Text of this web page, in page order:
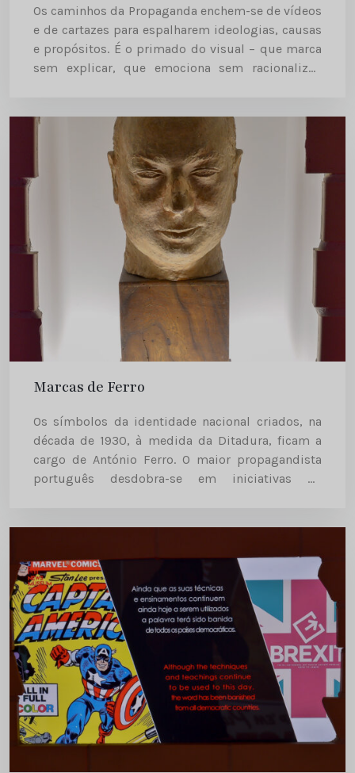
Os caminhos da Propaganda enchem-se de vídeos
e de cartazes para espalharem ideologias, causas
e propósitos. É o primado do visual – que marca
sem explicar, que emociona sem racionalizar.
Marcas de Ferro
Os símbolos da identidade nacional criados, na
década de 1930, à medida da Ditadura, ficam a
cargo de António Ferro. O maior propagandista
português desdobra-se em iniciativas de